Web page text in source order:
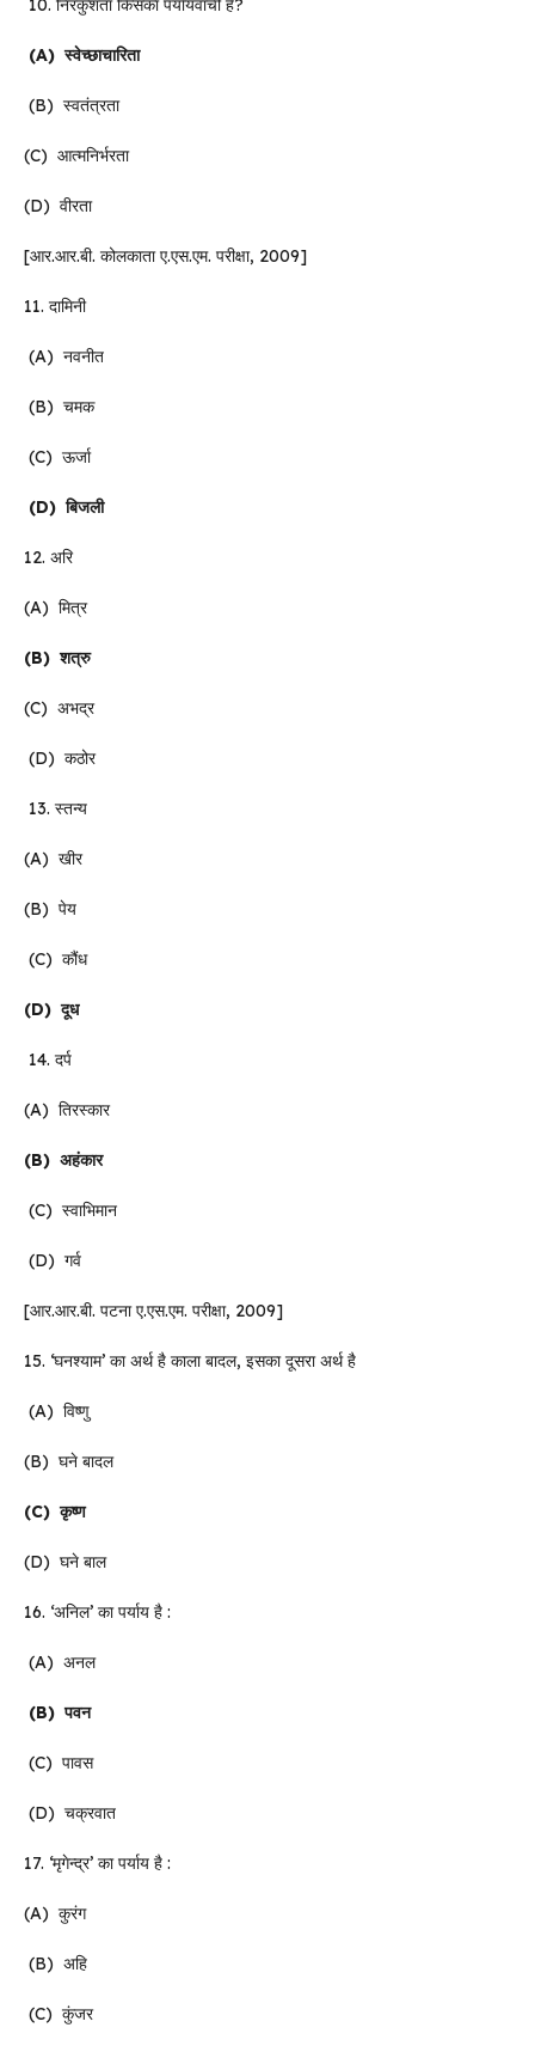
10. निरंकुशता किसका पर्यायवाची है?
(A)स्वेच्छाचारिता
(B) स्वतंत्रता
(C) आत्मनिर्भरता
(D) वीरता
[आर.आर.बी. कोलकाता ए.एस.एम. परीक्षा, 2009]
11. दामिनी
(A) नवनीत
(B) चमक
(C) ऊर्जा
(D)बिजली
12. अरि
(A) मित्र
(B)शत्रु
(C) अभद्र
(D) कठोर
13. स्तन्य
(A) खीर
(B) पेय
(C) कौंध
(D)दूध
14. दर्प
(A) तिरस्कार
(B) अहंकार
(C) स्वाभिमान
(D) गर्व
[आर.आर.बी. पटना ए.एस.एम. परीक्षा, 2009]
15. ‘घनश्याम’ का अर्थ है काला बादल, इसका दूसरा अर्थ है
(A) विष्णु
(B) घने बादल
(C)कृष्ण
(D) घने बाल
16. ‘अनिल’ का पर्याय है :
(A) अनल
(B)पवन
(C) पावस
(D) चक्रवात
17. ‘मृगेन्द्र’ का पर्याय है :
(A) कुरंग
(B) अहि
(C) कुंजर